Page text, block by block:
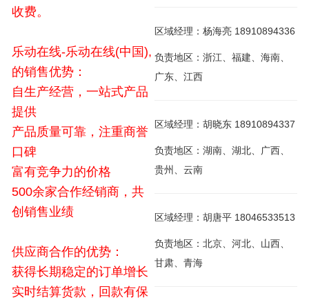
收费。
乐动在线-乐动在线(中国),
的销售优势：
自生产经营，一站式产品
提供
产品质量可靠，注重商誉
口碑
富有竞争力的价格
500余家合作经销商，共
创销售业绩
供应商合作的优势：
获得长期稳定的订单增长
实时结算货款，回款有保
区域经理：杨海亮 18910894336
负责地区：浙江、福建、海南、
广东、江西
区域经理：胡晓东 18910894337
负责地区：湖南、湖北、广西、
贵州、云南
区域经理：胡唐平 18046533513
负责地区：北京、河北、山西、
甘肃、青海